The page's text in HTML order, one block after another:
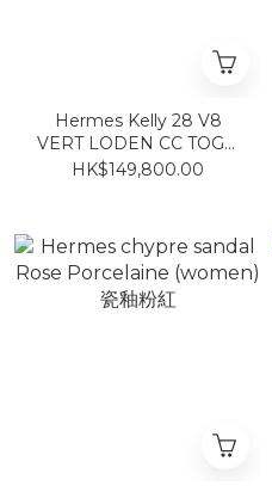
Hermes Kelly 28 V8
VERT LODEN CC TOGO
洛德綠金扣
HK$149,800.00